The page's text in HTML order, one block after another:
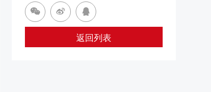
  
返回列表